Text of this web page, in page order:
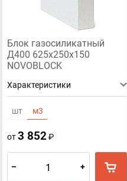
Блок газосиликатный
Д400 625х250х150
NOVOBLOCK
Характеристики
шт м3
от3 852₽
– +